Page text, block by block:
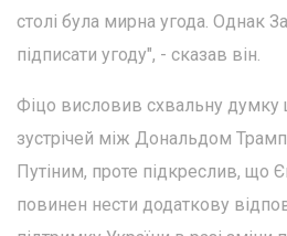
столі була мирна угода. Однак
підписати угоду", - сказав він.
Фіцо висловив схвальну думку
зустрічей між Дональдом
Путіним, проте підкреслив, що
повинен нести додаткову